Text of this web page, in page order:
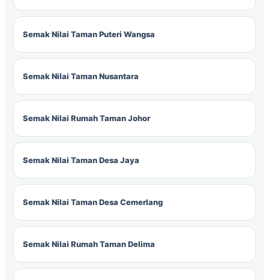
Semak Nilai Taman Puteri Wangsa
Semak Nilai Taman Nusantara
Semak Nilai Rumah Taman Johor
Semak Nilai Taman Desa Jaya
Semak Nilai Taman Desa Cemerlang
Semak Nilai Rumah Taman Delima